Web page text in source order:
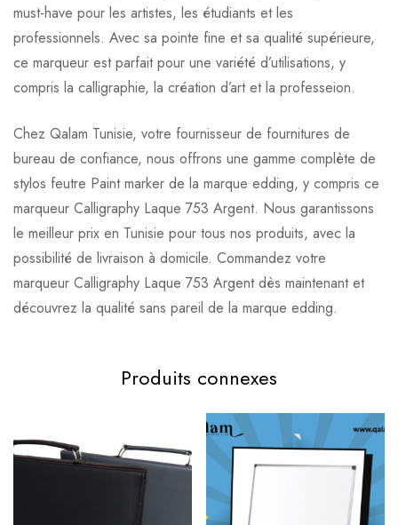
must-have pour les artistes, les étudiants et les
professionnels. Avec sa pointe fine et sa qualité supérieure,
ce marqueur est parfait pour une variété d’utilisations, y
compris la calligraphie, la création d’art et la professeion.
Chez Qalam Tunisie, votre fournisseur de fournitures de
bureau de confiance, nous offrons une gamme complète de
stylos feutre Paint marker de la marque edding, y compris ce
marqueur Calligraphy Laque 753 Argent. Nous garantissons
le meilleur prix en Tunisie pour tous nos produits, avec la
possibilité de livraison à domicile. Commandez votre
marqueur Calligraphy Laque 753 Argent dès maintenant et
découvrez la qualité sans pareil de la marque edding.
Produits connexes